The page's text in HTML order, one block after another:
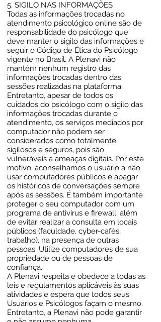
5. SIGILO NAS INFORMAÇÕES
Todas as informações trocadas no
atendimento psicológico online são de
responsabilidade do psicólogo que
deve manter o sigilo das informações e
seguir o Código de Ética do Psicólogo
vigente no Brasil. A Plenavi não
mantém nenhum registro das
informações trocadas dentro das
sessões realizadas na plataforma.
Entretanto, apesar de todos os
cuidados do psicólogo com o sigilo das
informações trocadas durante o
atendimento, os serviços mediados por
computador não podem ser
considerados como totalmente
sigilosos e seguros, pois são
vulneráveis a ameaças digitais. Por este
motivo, aconselhamos o usuário a não
usar computadores públicos e apagar
os históricos de conversações sempre
após as sessões. É também importante
proteger o seu computador com um
programa de antivírus e firewall, além
de evitar realizar a consulta em locais
públicos (faculdade, cyber-cafés,
trabalho), na presença de outras
pessoas. Utilize computadores de sua
propriedade ou de pessoas de
confiança.
A Plenavi respeita e obedece a todas as
leis e regulamentos aplicáveis às suas
atividades e espera que todos seus
Usuários e Psicólogos façam o mesmo.
Entretanto, a Plenavi não pode garantir